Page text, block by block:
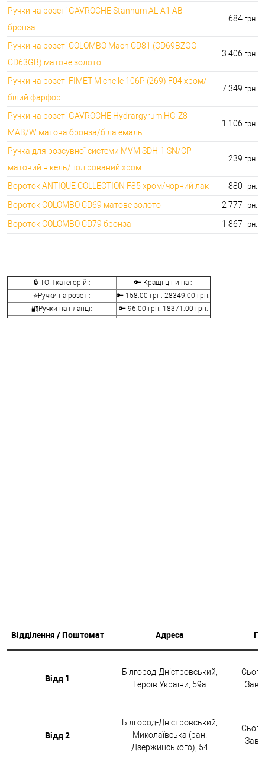
Ручки на розеті GAVROCHE Stannum AL-A1 AB
бронза
684 грн.
Ручки на розеті COLOMBO Mach CD81 (CD69BZGG-
CD63GB) матове золото
3 406 грн.
Ручки на розеті FIMET Michelle 106P (269) F04 хром/
білий фарфор
7 349 грн.
Ручки на розеті GAVROCHE Hydrargyrum HG-Z8
MAB/W матова бронза/біла емаль
1 106 грн.
Ручка для розсувної системи MVM SDH-1 SN/CP
матовий нікель/полірований хром
239 грн.
Вороток ANTIQUE COLLECTION F85 хром/чорний лак 880 грн.
Вороток COLOMBO CD69 матове золото 2 777 грн.
Вороток COLOMBO CD79 бронза 1 867 грн.
🔒 ТОП категорій :
🔑 Кращі ціни на :
⭐Ручки на розеті:
🔑 158.00 грн. 28349.00 грн.
🔐Ручки на планці:
🔑 96.00 грн. 18371.00 грн.
Відділення / Поштомат Адреса
Відд 1
Білгород-Дністровський,
Героїв України, 59а
Відд 2
Білгород-Дністровський,
Миколаївська (ран.
Дзержинського), 54